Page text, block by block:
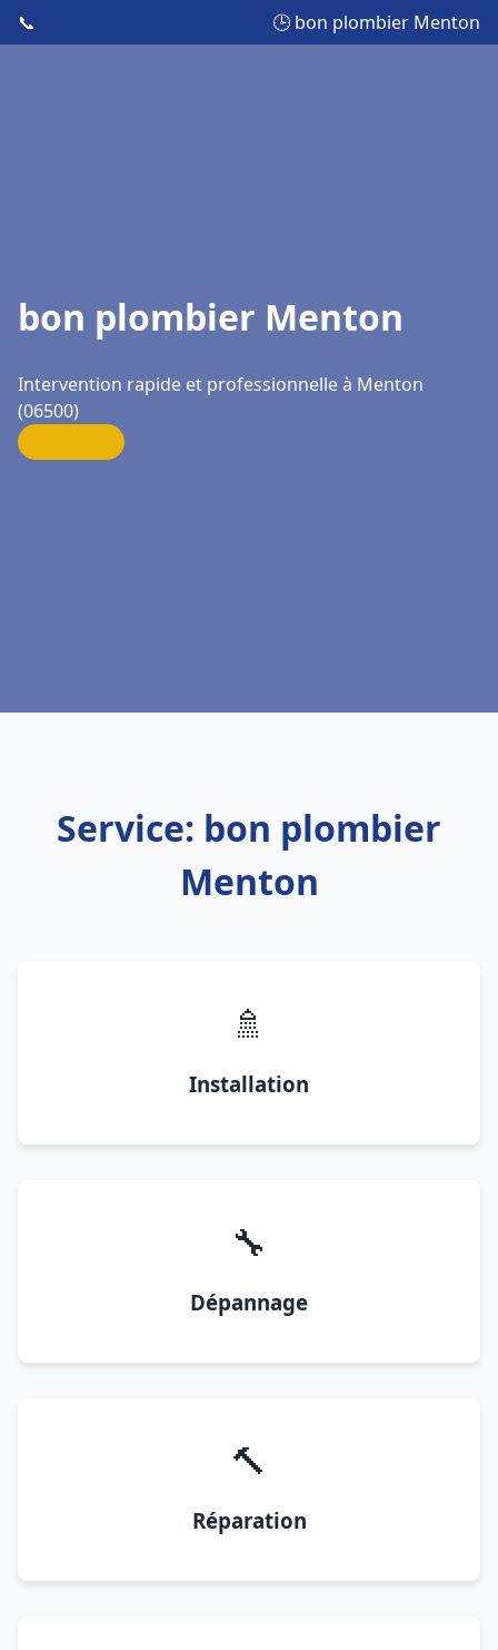
📞 🕒 bon plombier Menton
bon plombier Menton
Intervention rapide et professionnelle à Menton
(06500)
Service: bon plombier
Menton
🚿
Installation
🔧
Dépannage
🔨
Réparation